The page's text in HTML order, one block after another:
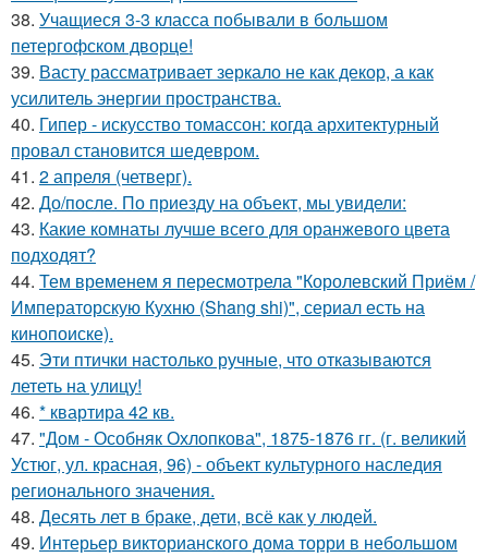
38. Учащиеся 3-3 класса побывали в большом
петергофском дворце!
39. Васту рассматривает зеркало не как декор, а как
усилитель энергии пространства.
40. Гипер - искусство томассон: когда архитектурный
провал становится шедевром.
41. 2 апреля (четверг).
42. До/после. По приезду на объект, мы увидели:
43. Какие комнаты лучше всего для оранжевого цвета
подходят?
44. Тем временем я пересмотрела "Королевский Приём /
Императорскую Кухню (Shang shi)", сериал есть на
кинопоиске).
45. Эти птички настолько ручные, что отказываются
лететь на улицу!
46. * квартира 42 кв.
47. "Дом - Особняк Охлопкова", 1875-1876 гг. (г. великий
Устюг, ул. красная, 96) - объект культурного наследия
регионального значения.
48. Десять лет в браке, дети, всё как у людей.
49. Интерьер викторианского дома торри в небольшом